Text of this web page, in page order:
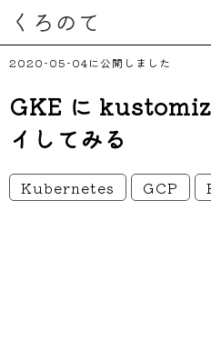
くろのて
2020-05-04
GKE に
イしてみる
Kubernetes GCP